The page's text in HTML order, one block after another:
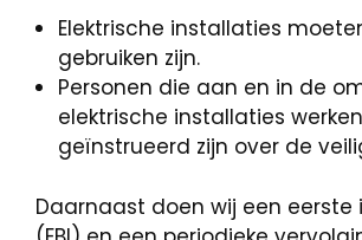
Elektrische installaties
gebruiken zijn.
Personen die aan en in de
elektrische installaties
geïnstrueerd zijn over de
Daarnaast doen wij een eerste